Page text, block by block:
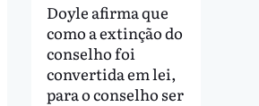
Doyle afirma que
como a extinção do
conselho foi
convertida em lei,
para o conselho ser